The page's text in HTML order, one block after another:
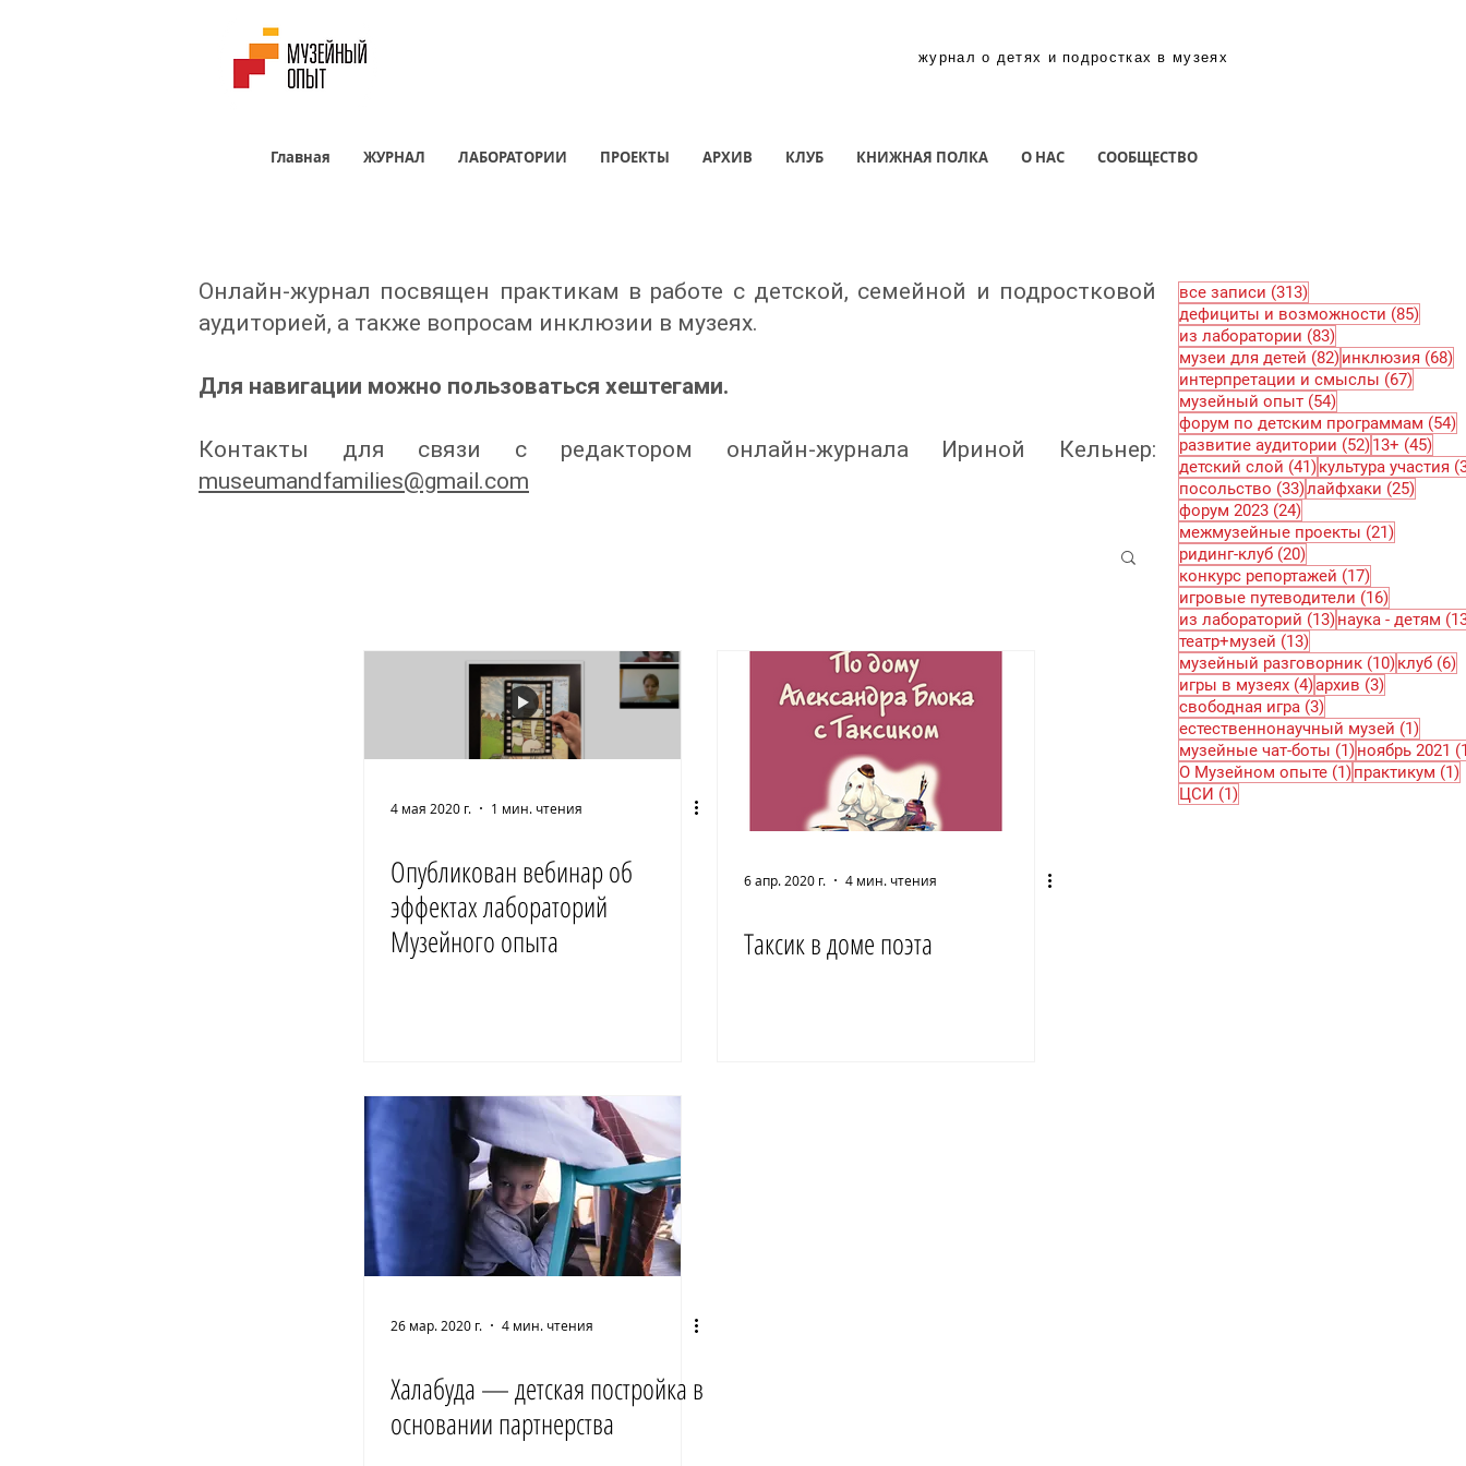
журнал о детях и подростках в музеях
Главная ЖУРНАЛ ЛАБОРАТОРИИ ПРОЕКТЫ АРХИВ КЛУБ КНИЖНАЯ ПОЛКА О НАС СООБЩЕСТВО
Онлайн-журнал посвящен практикам в работе с детской, семейной и подростковой
аудиторией, а также вопросам инклюзии в музеях.
Для навигации можно пользоваться хештегами. ​
Контакты для связи с редактором онлайн-журнала Ириной Кельнер:
museumandfamilies@gmail.com
4 мая 2020 г. 1 мин. чтения
Опубликован вебинар об
эффектах лабораторий
Музейного опыта
6 апр. 2020 г. 4 мин. чтения
Таксик в доме поэта
26 мар. 2020 г. 4 мин. чтения
Халабуда — детская постройка в
основании партнерства
все записи (313)313 постов
дефициты и возможности (85)85
из лаборатории (83)83 поста
музеи для детей (82)82 поста
инклюзия (68)
интерпретации и смыслы (67)67
музейный опыт (54)54 поста
форум по детским программам (54)
развитие аудитории (52)52 поста
13+ (45)45
детский слой (41)41 пост
культура участия
посольство (33)33 поста
лайфхаки (25)25
форум 2023 (24)24 поста
межмузейные проекты (21)21 пост
ридинг-клуб (20)20 постов
конкурс репортажей (17)17 постов
игровые путеводители (16)16 постов
из лабораторий (13)13 постов
наука - детям
театр+музей (13)13 постов
музейный разговорник (10)10
клуб (6)
игры в музеях (4)4 поста
архив (3)3 поста
свободная игра (3)3 поста
естественнонаучный музей (1)1 пост
музейные чат-боты (1)1 пост
ноябрь 2021
О Музейном опыте (1)1 пост
практикум (1)
ЦСИ (1)1 пост